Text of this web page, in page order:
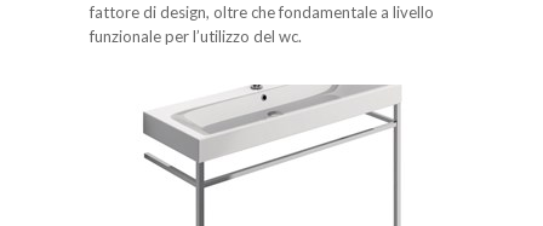
fattore di design, oltre che fondamentale a livello
funzionale per l’utilizzo del wc.